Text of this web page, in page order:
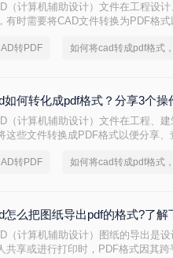
（计算机辅助设计）文件在工程设
有时需要将CAD文件转换为PDF格
转PDF
如何转化成pdf格式？分享3个操
（计算机辅助设计）文件在工程、
这些文件转换成PDF格式以便分享
转PDF
怎么把图纸导出pdf的格式?了解
（计算机辅助设计）图纸的导出是
共享或进行打印时，PDF格式因其